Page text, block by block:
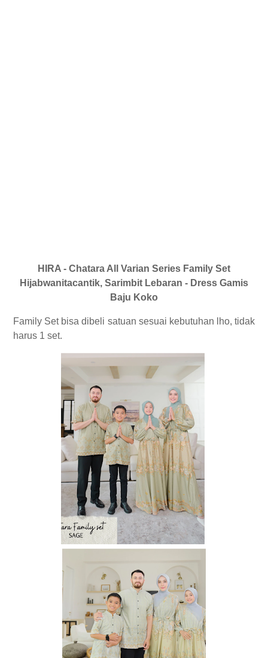
HIRA - Chatara All Varian Series Family Set
Hijabwanitacantik, Sarimbit Lebaran - Dress Gamis
Baju Koko
Family Set bisa dibeli satuan sesuai kebutuhan lho, tidak
harus 1 set.